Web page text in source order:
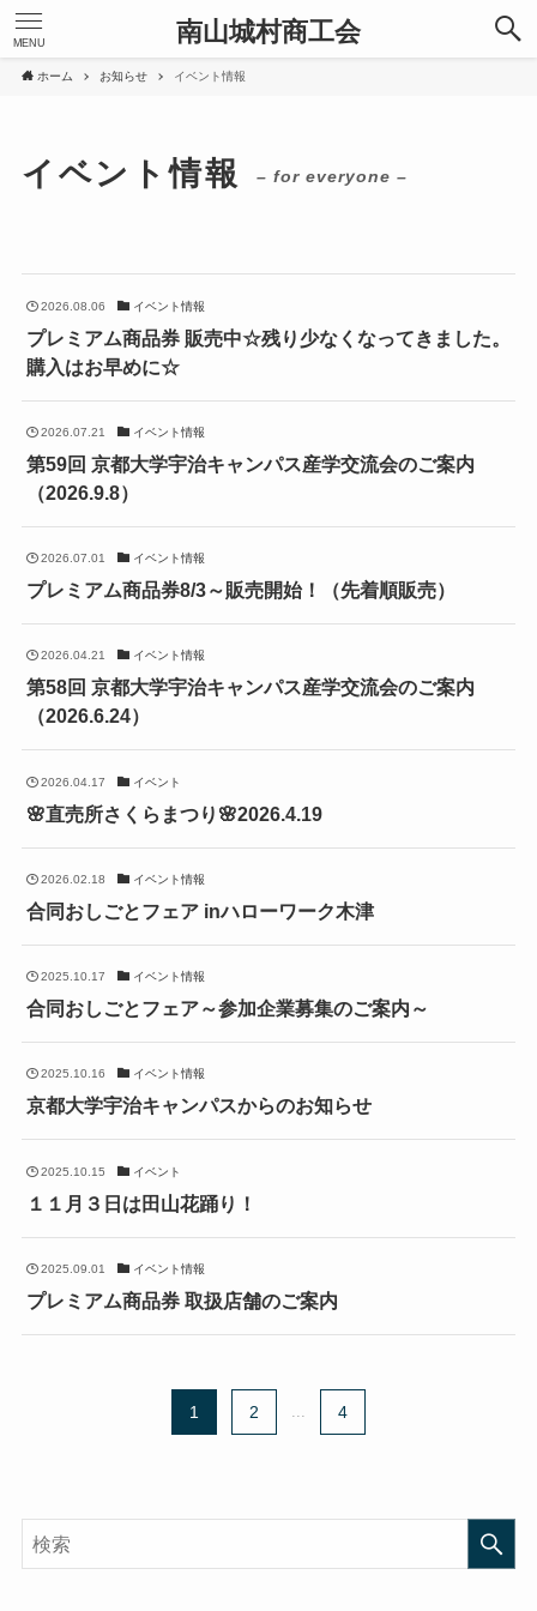
南山城村商工会
MENU
ホーム お知らせ イベント情報
イベント情報 – for everyone –
2026.08.06 イベント情報
プレミアム商品券 販売中☆残り少なくなってきました。
購入はお早めに☆
2026.07.21 イベント情報
第59回 京都大学宇治キャンパス産学交流会のご案内
（2026.9.8）
2026.07.01 イベント情報
プレミアム商品券8/3～販売開始！（先着順販売）
2026.04.21 イベント情報
第58回 京都大学宇治キャンパス産学交流会のご案内
（2026.6.24）
2026.04.17 イベント
🌸直売所さくらまつり🌸2026.4.19
2026.02.18 イベント情報
合同おしごとフェア inハローワーク木津
2025.10.17 イベント情報
合同おしごとフェア～参加企業募集のご案内～
2025.10.16 イベント情報
京都大学宇治キャンパスからのお知らせ
2025.10.15 イベント
１１月３日は田山花踊り！
2025.09.01 イベント情報
プレミアム商品券 取扱店舗のご案内
1 2 4